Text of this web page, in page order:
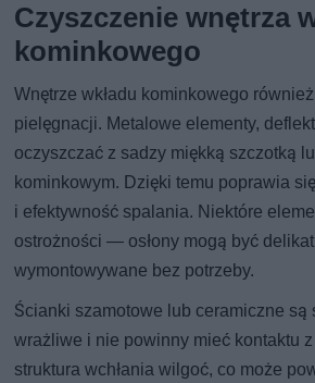
Czyszczenie wnętrza
kominkowego
Wnętrze wkładu kominkowego
pielęgnacji. Metalowe elementy,
oczyszczać z sadzy miękką szczotką
kominkowym. Dzięki temu poprawia
i efektywność spalania. Niektóre
ostrożności — osłony mogą być
wymontowywane bez potrzeby.
Ścianki szamotowe lub ceramiczne są
wrażliwe i nie powinny mieć kontaktu
struktura wchłania wilgoć, co może